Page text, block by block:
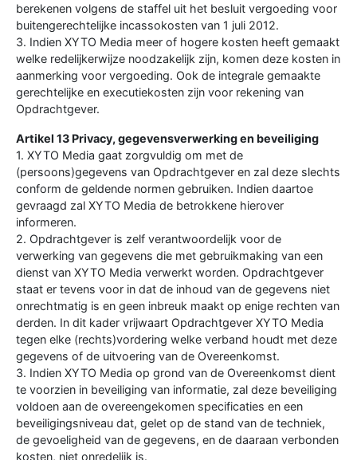
berekenen volgens de staffel uit het besluit vergoeding voor
buitengerechtelijke incassokosten van 1 juli 2012.
3. Indien XYTO Media meer of hogere kosten heeft gemaakt
welke redelijkerwijze noodzakelijk zijn, komen deze kosten in
aanmerking voor vergoeding. Ook de integrale gemaakte
gerechtelijke en executiekosten zijn voor rekening van
Opdrachtgever.
Artikel 13 Privacy, gegevensverwerking en beveiliging
1. XYTO Media gaat zorgvuldig om met de
(persoons)gegevens van Opdrachtgever en zal deze slechts
conform de geldende normen gebruiken. Indien daartoe
gevraagd zal XYTO Media de betrokkene hierover
informeren.
2. Opdrachtgever is zelf verantwoordelijk voor de
verwerking van gegevens die met gebruikmaking van een
dienst van XYTO Media verwerkt worden. Opdrachtgever
staat er tevens voor in dat de inhoud van de gegevens niet
onrechtmatig is en geen inbreuk maakt op enige rechten van
derden. In dit kader vrijwaart Opdrachtgever XYTO Media
tegen elke (rechts)vordering welke verband houdt met deze
gegevens of de uitvoering van de Overeenkomst.
3. Indien XYTO Media op grond van de Overeenkomst dient
te voorzien in beveiliging van informatie, zal deze beveiliging
voldoen aan de overeengekomen specificaties en een
beveiligingsniveau dat, gelet op de stand van de techniek,
de gevoeligheid van de gegevens, en de daaraan verbonden
kosten, niet onredelijk is.